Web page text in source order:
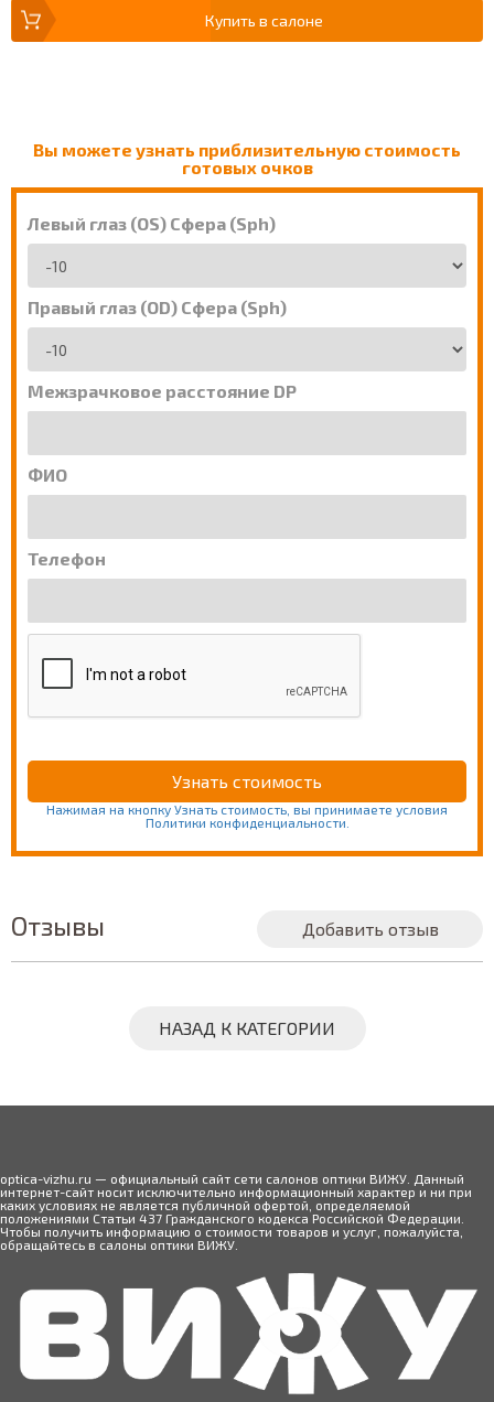
Купить в салоне
Вы можете узнать приблизительную стоимость
готовых очков
Левый глаз (OS) Сфера (Sph)
Правый глаз (OD) Сфера (Sph)
Межзрачковое расстояние DP
ФИО
Телефон
Нажимая на кнопку Узнать стоимость, вы принимаете условия
Политики конфиденциальности.
Отзывы Добавить отзыв
НАЗАД К КАТЕГОРИИ
optica-vizhu.ru — официальный сайт сети салонов оптики ВИЖУ. Данный
интернет-сайт носит исключительно информационный характер и ни при
каких условиях не является публичной офертой, определяемой
положениями Статьи 437 Гражданского кодекса Российской Федерации.
Чтобы получить информацию о стоимости товаров и услуг, пожалуйста,
обращайтесь в салоны оптики ВИЖУ.